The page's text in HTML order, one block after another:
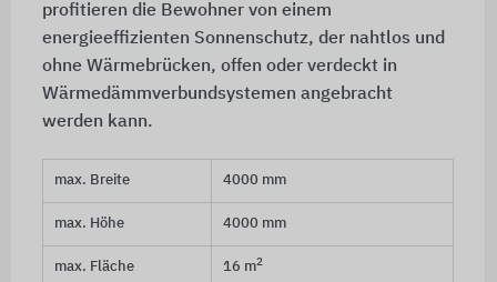
profitieren die Bewohner von einem
energieeffizienten Sonnenschutz, der nahtlos und
ohne Wärmebrücken, offen oder verdeckt in
Wärmedämmverbundsystemen angebracht
werden kann.
max. Breite 4000 mm
max. Höhe 4000 mm
max. Fläche 16 m2